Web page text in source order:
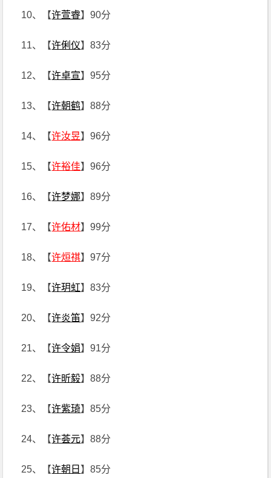
10、【许萱睿】90分
11、【许俐仪】83分
12、【许卓宣】95分
13、【许朝鹤】88分
14、【许汝昱】96分
15、【许裕佳】96分
16、【许梦娜】89分
17、【许佑材】99分
18、【许烜祺】97分
19、【许玥虹】83分
20、【许炎笛】92分
21、【许令娟】91分
22、【许昕毅】88分
23、【许紫琦】85分
24、【许荟元】88分
25、【许朝日 】85分